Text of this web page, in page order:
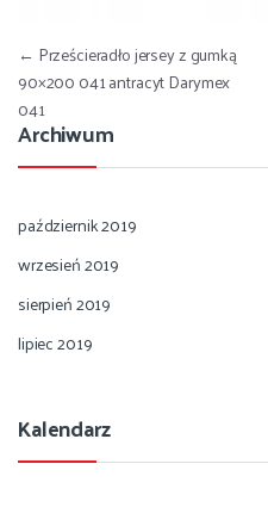
Nawigacja wpisu
← Prześcieradło jersey z gumką
90×200 041 antracyt Darymex
041
Archiwum
październik 2019
wrzesień 2019
sierpień 2019
lipiec 2019
Kalendarz